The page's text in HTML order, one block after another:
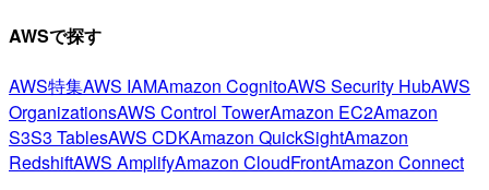
AWSで探す
AWS特集AWS IAMAmazon CognitoAWS Security HubAWS
OrganizationsAWS Control TowerAmazon EC2Amazon
S3S3 TablesAWS CDKAmazon QuickSightAmazon
RedshiftAWS AmplifyAmazon CloudFrontAmazon Connect